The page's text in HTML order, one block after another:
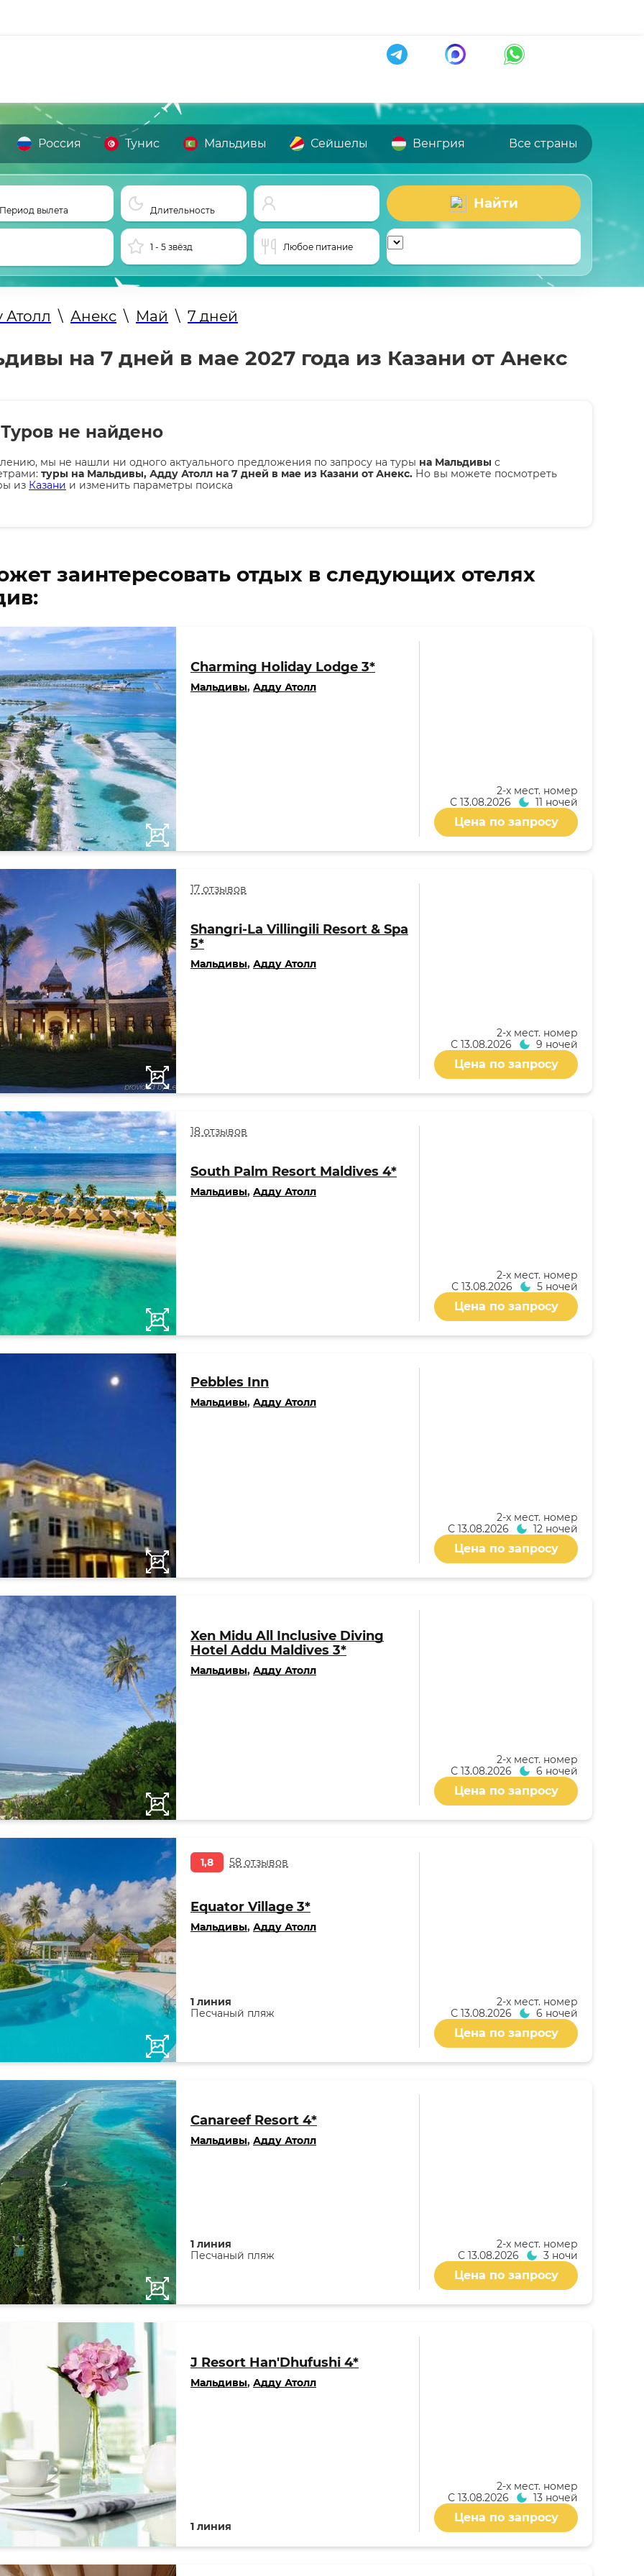
Россия Тунис Мальдивы Сейшелы Венгрия Все страны
Период вылета Длительность Найти
1 - 5 звёзд Любое питание
Атолл \ Анекс \ Май \ 7 дней
на 7 дней в мае 2027 года из Казани от Анекс
Туров не найдено
мы не нашли ни одного актуального предложения по запросу на туры на Мальдивы с
туры на Мальдивы, Адду Атолл на 7 дней в мае из Казани от Анекс. Но вы можете посмотреть
из Казани и изменить параметры поиска
заинтересовать отдых в следующих отелях
Charming Holiday Lodge 3*
Мальдивы, Адду Атолл
2-x мест. номер
С 13.08.2026 11 ночей
Цена по запросу
17 отзывов
Shangri-La Villingili Resort & Spa
5*
Мальдивы, Адду Атолл
2-x мест. номер
С 13.08.2026 9 ночей
Цена по запросу
18 отзывов
South Palm Resort Maldives 4*
Мальдивы, Адду Атолл
2-x мест. номер
С 13.08.2026 5 ночей
Цена по запросу
Pebbles Inn
Мальдивы, Адду Атолл
2-x мест. номер
С 13.08.2026 12 ночей
Цена по запросу
Xen Midu All Inclusive Diving
Hotel Addu Maldives 3*
Мальдивы, Адду Атолл
2-x мест. номер
С 13.08.2026 6 ночей
Цена по запросу
1,8 58 отзывов
Equator Village 3*
Мальдивы, Адду Атолл
1 линия
Песчаный пляж
2-x мест. номер
С 13.08.2026 6 ночей
Цена по запросу
Canareef Resort 4*
Мальдивы, Адду Атолл
1 линия
Песчаный пляж
2-x мест. номер
С 13.08.2026 3 ночи
Цена по запросу
J Resort Han'Dhufushi 4*
Мальдивы, Адду Атолл
1 линия
2-x мест. номер
С 13.08.2026 13 ночей
Цена по запросу